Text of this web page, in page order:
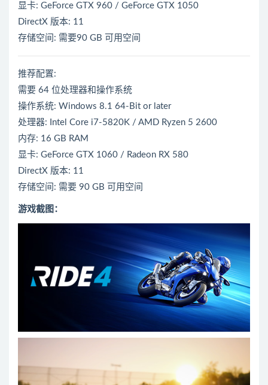
显卡: GeForce GTX 960 / GeForce GTX 1050
DirectX 版本: 11
存储空间: 需要90 GB 可用空间
推荐配置:
需要 64 位处理器和操作系统
操作系统: Windows 8.1 64-Bit or later
处理器: Intel Core i7-5820K / AMD Ryzen 5 2600
内存: 16 GB RAM
显卡: GeForce GTX 1060 / Radeon RX 580
DirectX 版本: 11
存储空间: 需要 90 GB 可用空间
游戏截图：